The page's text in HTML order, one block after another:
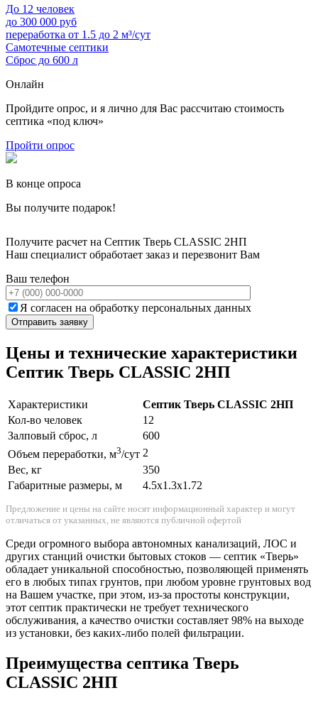
До 12 человек
до 300 000 руб
переработка от 1.5 до 2 м³/сут
Самотечные септики
Сброс до 600 л
Онлайн
Пройдите опрос, и я лично для Вас рассчитаю стоимость
септика «под ключ»
Пройти опрос
В конце опроса
Вы получите подарок!
Получите расчет на Септик Тверь CLASSIC 2НП
Наш специалист обработает заказ и перезвонит Вам
Ваш телефон
Я согласен на обработку персональных данных
Цены и технические характеристики
Септик Тверь CLASSIC 2НП
Характеристики
Септик Тверь CLASSIC 2НП
Кол-во человек
12
Залповый сброс, л
600
Объем переработки, м3/сут 2
Вес, кг
350
Габаритные размеры, м
4.5х1.3х1.72
Предложение и цены на сайте носят информационный характер и могут
отличаться от указанных, не являются публичной офертой
Среди огромного выбора автономных канализаций, ЛОС и
других станций очистки бытовых стоков — септик «Тверь»
обладает уникальной способностью, позволяющей применять
его в любых типах грунтов, при любом уровне грунтовых вод
на Вашем участке, при этом, из-за простоты конструкции,
этот септик практически не требует технического
обслуживания, а качество очистки составляет 98% на выходе
из установки, без каких-либо полей фильтрации.
Преимущества септика Тверь
CLASSIC 2НП